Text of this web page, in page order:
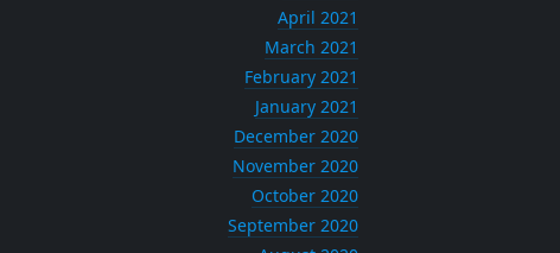
April 2021
March 2021
February 2021
January 2021
December 2020
November 2020
October 2020
September 2020